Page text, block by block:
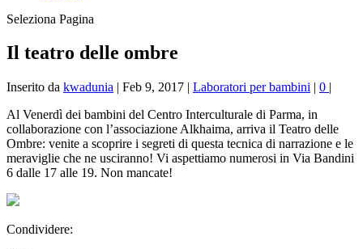
Seleziona Pagina
Il teatro delle ombre
Inserito da kwadunia | Feb 9, 2017 | Laboratori per bambini | 0 |
Al Venerdì dei bambini del Centro Interculturale di Parma, in
collaborazione con l’associazione Alkhaima, arriva il Teatro delle
Ombre: venite a scoprire i segreti di questa tecnica di narrazione e le
meraviglie che ne usciranno! Vi aspettiamo numerosi in Via Bandini
6 dalle 17 alle 19. Non mancate!
Condividere: